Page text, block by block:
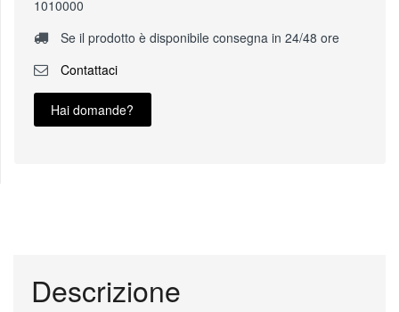
1010000
Se il prodotto è disponibile consegna in 24/48 ore
Contattaci
Hai domande?
Descrizione